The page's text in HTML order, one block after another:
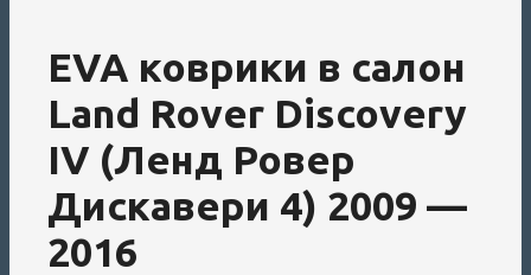
EVA коврики в салон
Land Rover Discovery
IV (Ленд Ровер
Дискавери 4) 2009 —
2016